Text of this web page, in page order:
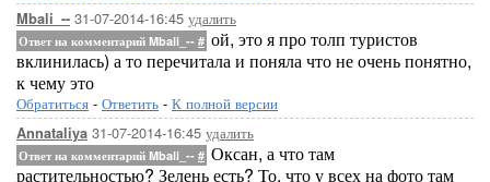
Mbali_-- 31-07-2014-16:45 удалить
Ответ на комментарий Mbali_-- # ой, это я про толп туристов
вклинилась) а то перечитала и поняла что не очень понятно,
к чему это
Обратиться - Ответить - К полной версии
Annataliya 31-07-2014-16:45 удалить
Ответ на комментарий Mbali_-- # Оксан, а что там
растительностью? Зелень есть? То, что у всех на фото там